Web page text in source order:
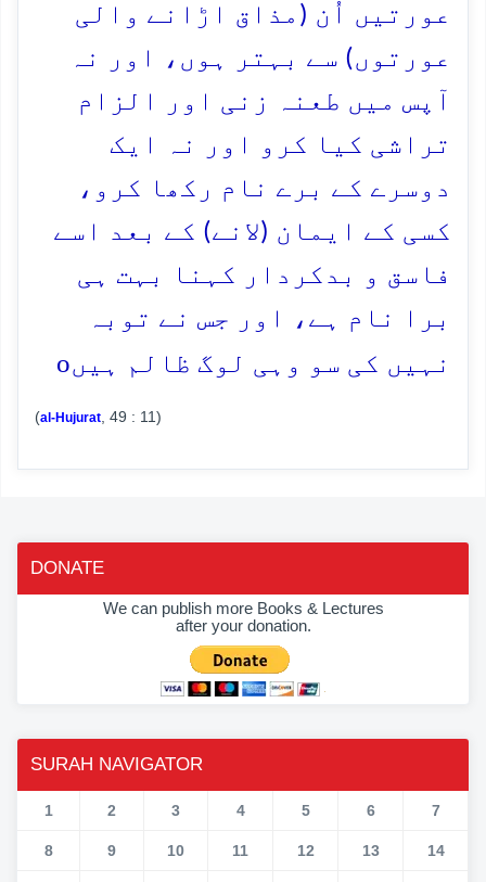
عورتیں اُن (مذاق اڑانے والی
عورتوں) سے بہتر ہوں، اور نہ
آپس میں طعنہ زنی اور الزام
تراشی کیا کرو اور نہ ایک
دوسرے کے برے نام رکھا کرو،
کسی کے ایمان (لانے) کے بعد اسے
فاسق و بدکردار کہنا بہت ہی
برا نام ہے، اور جس نے توبہ
نہیں کی سو وہی لوگ ظالم ہیںo
(al-Hujurat , 49 : 11)
DONATE
We can publish more Books & Lectures
after your donation.
SURAH NAVIGATOR
1 2 3 4 5 6 7
8 9 10 11 12 13 14